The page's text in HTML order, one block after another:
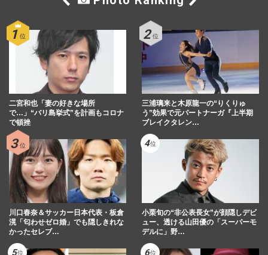
二宮和也「妻の好きな場所
で…」“バリ島挙式”を計画もコロナ
で頓挫
三浦璃来と木原龍一の“りくりゅ
う”効果で元パートナーガ『上半期
ブレイクタレン…
川口春奈＆サッカー日本代表・板倉
滉「匂わせゼロ婚」でも隠しきれな
かったセレブ…
小栗旬の“非公表長女”が顔隠しデビ
ュー、透ける山田優の「スーパーモ
デルに」野…